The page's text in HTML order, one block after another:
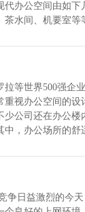
办公空间由如下
水间、机要室等
等世界500强企
视办公空间的设
公司还在办公楼
，办公场所的舒
日益激烈的今